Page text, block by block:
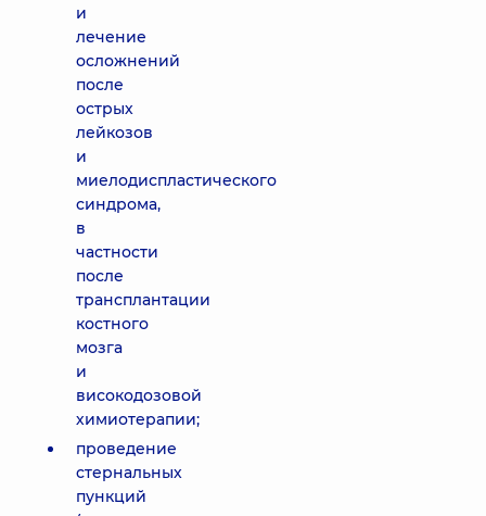
и
лечение
осложнений
после
острых
лейкозов
и
миелодиспластического
синдрома,
в
частности
после
трансплантации
костного
мозга
и
високодозовой
химиотерапии;
проведение
стернальных
пункций